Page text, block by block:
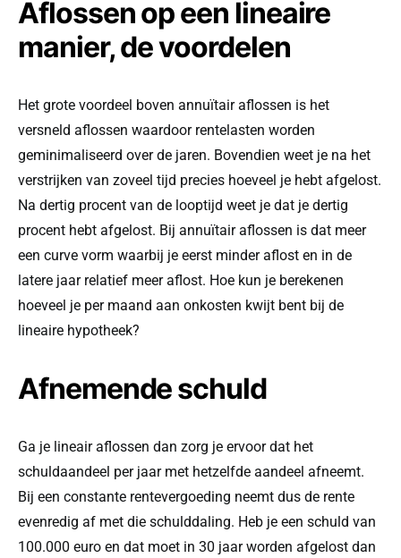
Aflossen op een lineaire
manier, de voordelen
Het grote voordeel boven annuïtair aflossen is het
versneld aflossen waardoor rentelasten worden
geminimaliseerd over de jaren. Bovendien weet je na het
verstrijken van zoveel tijd precies hoeveel je hebt afgelost.
Na dertig procent van de looptijd weet je dat je dertig
procent hebt afgelost. Bij annuïtair aflossen is dat meer
een curve vorm waarbij je eerst minder aflost en in de
latere jaar relatief meer aflost. Hoe kun je berekenen
hoeveel je per maand aan onkosten kwijt bent bij de
lineaire hypotheek?
Afnemende schuld
Ga je lineair aflossen dan zorg je ervoor dat het
schuldaandeel per jaar met hetzelfde aandeel afneemt.
Bij een constante rentevergoeding neemt dus de rente
evenredig af met die schulddaling. Heb je een schuld van
100.000 euro en dat moet in 30 jaar worden afgelost dan